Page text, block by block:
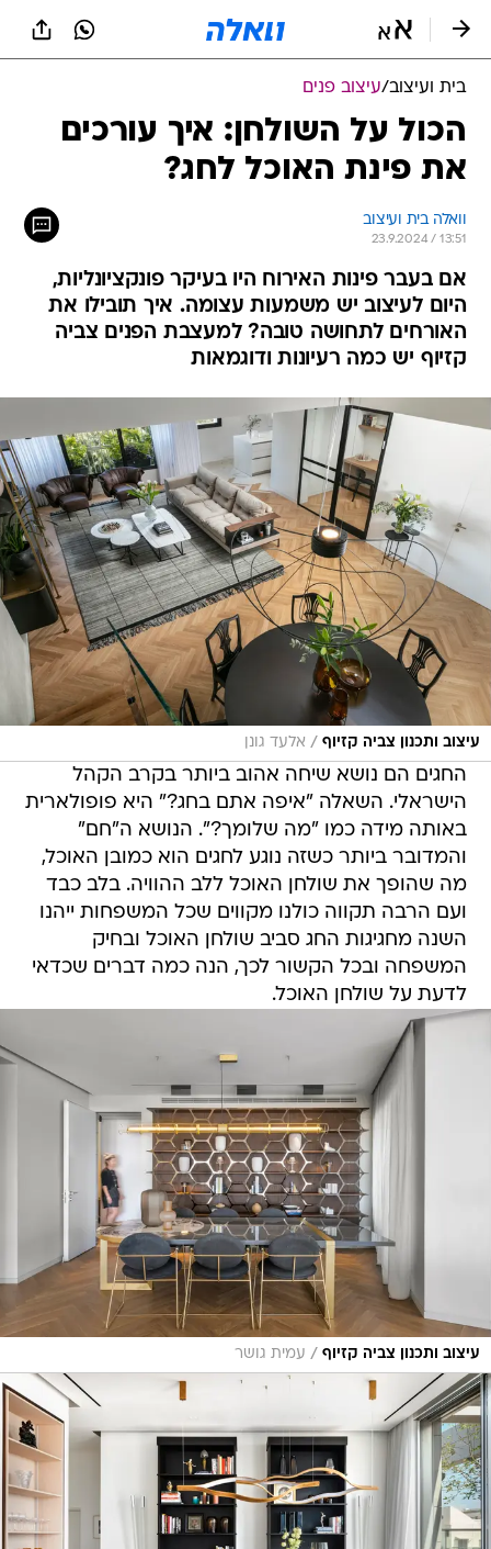
בית ועיצוב/עיצוב פנים
הכול על השולחן: איך עורכים
את פינת האוכל לחג?
וואלה בית ועיצוב
23.9.2024 / 13:51
אם בעבר פינות האירוח היו בעיקר פונקציונליות,
היום לעיצוב יש משמעות עצומה. איך תובילו את
האורחים לתחושה טובה? למעצבת הפנים צביה
קזיוף יש כמה רעיונות ודוגמאות
עיצוב ותכנון צביה קזיוף / אלעד גונן
החגים הם נושא שיחה אהוב ביותר בקרב הקהל
הישראלי. השאלה "איפה אתם בחג?" היא פופולארית
באותה מידה כמו "מה שלומך?". הנושא ה"חם"
והמדובר ביותר כשזה נוגע לחגים הוא כמובן האוכל,
מה שהופך את שולחן האוכל ללב ההוויה. בלב כבד
ועם הרבה תקווה כולנו מקווים שכל המשפחות ייהנו
השנה מחגיגות החג סביב שולחן האוכל ובחיק
המשפחה ובכל הקשור לכך, הנה כמה דברים שכדאי
לדעת על שולחן האוכל.
עיצוב ותכנון צביה קזיוף / עמית גושר